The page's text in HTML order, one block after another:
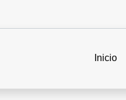
Inicio